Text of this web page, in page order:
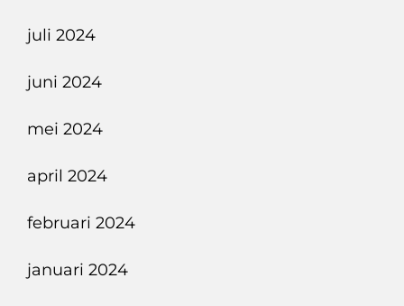
juli 2024
juni 2024
mei 2024
april 2024
februari 2024
januari 2024